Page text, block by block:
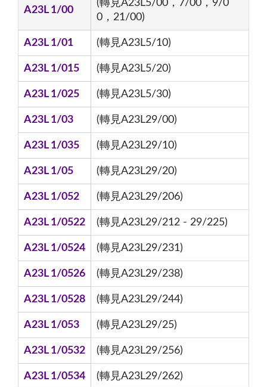
A23L 1/00
(轉見A23L5/00，7/00，9/0
0，21/00)
A23L 1/01 (轉見A23L5/10)
A23L 1/015 (轉見A23L5/20)
A23L 1/025 (轉見A23L5/30)
A23L 1/03 (轉見A23L29/00)
A23L 1/035 (轉見A23L29/10)
A23L 1/05 (轉見A23L29/20)
A23L 1/052 (轉見A23L29/206)
A23L 1/0522 (轉見A23L29/212 - 29/225)
A23L 1/0524 (轉見A23L29/231)
A23L 1/0526 (轉見A23L29/238)
A23L 1/0528 (轉見A23L29/244)
A23L 1/053 (轉見A23L29/25)
A23L 1/0532 (轉見A23L29/256)
A23L 1/0534 (轉見A23L29/262)